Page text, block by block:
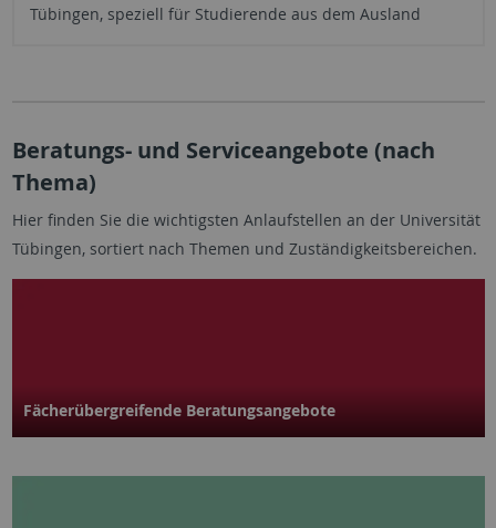
Tübingen, speziell für Studierende aus dem Ausland
Beratungs- und Serviceangebote (nach
Thema)
Hier finden Sie die wichtigsten Anlaufstellen an der Universität
Tübingen, sortiert nach Themen und Zuständigkeitsbereichen.
Fächerübergreifende Beratungsangebote